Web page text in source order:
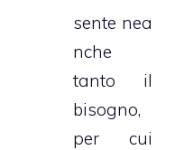
sente nea
nche
tanto il
bisogno,
per cui